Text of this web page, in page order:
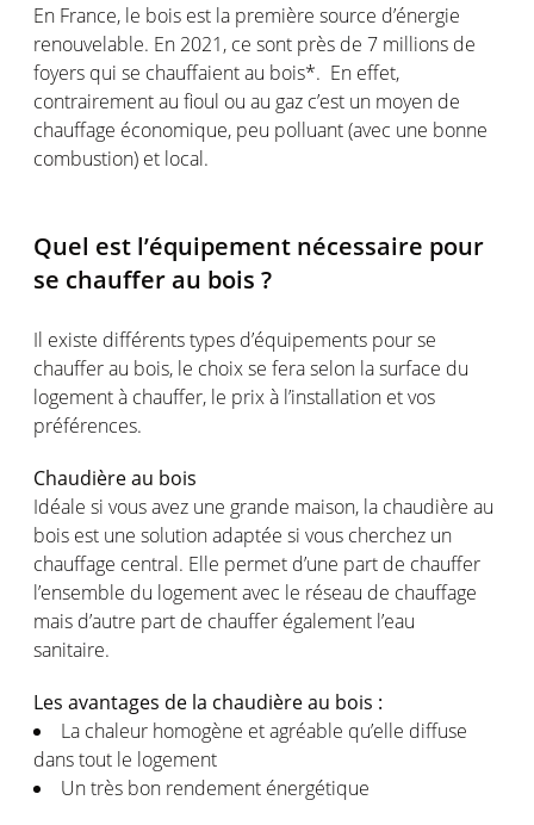
En France, le bois est la première source d’énergie
renouvelable. En 2021, ce sont près de 7 millions de
foyers qui se chauffaient au bois*. En effet,
contrairement au fioul ou au gaz c’est un moyen de
chauffage économique, peu polluant (avec une bonne
combustion) et local.
Quel est l’équipement nécessaire pour
se chauffer au bois ?
Il existe différents types d’équipements pour se
chauffer au bois, le choix se fera selon la surface du
logement à chauffer, le prix à l’installation et vos
préférences.
Chaudière au bois
Idéale si vous avez une grande maison, la chaudière au
bois est une solution adaptée si vous cherchez un
chauffage central. Elle permet d’une part de chauffer
l’ensemble du logement avec le réseau de chauffage
mais d’autre part de chauffer également l’eau
sanitaire.
Les avantages de la chaudière au bois :
La chaleur homogène et agréable qu’elle diffuse
dans tout le logement
Un très bon rendement énergétique